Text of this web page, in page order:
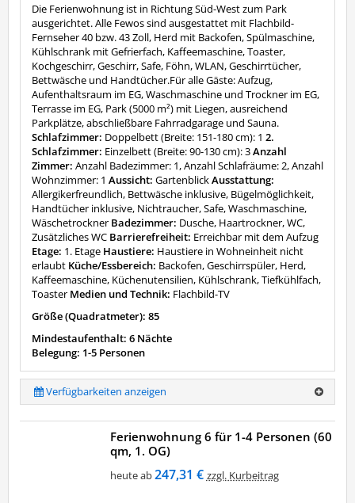
Die Ferienwohnung ist in Richtung Süd-West zum Park
ausgerichtet. Alle Fewos sind ausgestattet mit Flachbild-
Fernseher 40 bzw. 43 Zoll, Herd mit Backofen, Spülmaschine,
Kühlschrank mit Gefrierfach, Kaffeemaschine, Toaster,
Kochgeschirr, Geschirr, Safe, Föhn, WLAN, Geschirrtücher,
Bettwäsche und Handtücher.Für alle Gäste: Aufzug,
Aufenthaltsraum im EG, Waschmaschine und Trockner im EG,
Terrasse im EG, Park (5000 m²) mit Liegen, ausreichend
Parkplätze, abschließbare Fahrradgarage und Sauna.
Schlafzimmer: Doppelbett (Breite: 151-180 cm): 1 2.
Schlafzimmer: Einzelbett (Breite: 90-130 cm): 3Anzahl
Zimmer: Anzahl Badezimmer: 1, Anzahl Schlafräume: 2, Anzahl
Wohnzimmer: 1 Aussicht: GartenblickAusstattung:
Allergikerfreundlich, Bettwäsche inklusive, Bügelmöglichkeit,
Handtücher inklusive, Nichtraucher, Safe, Waschmaschine,
Wäschetrockner Badezimmer: Dusche, Haartrockner, WC,
Zusätzliches WC Barrierefreiheit: Erreichbar mit dem Aufzug
Etage: 1. Etage Haustiere: Haustiere in Wohneinheit nicht
erlaubt Küche/Essbereich: Backofen, Geschirrspüler, Herd,
Kaffeemaschine, Küchenutensilien, Kühlschrank, Tiefkühlfach,
Toaster Medien und Technik: Flachbild-TV
Größe (Quadratmeter): 85
Mindestaufenthalt: 6 Nächte
Belegung: 1-5 Personen
Verfügbarkeiten anzeigen
Ferienwohnung 6 für 1-4 Personen (60
qm, 1. OG)
heute ab247,31 € zzgl. Kurbeitrag